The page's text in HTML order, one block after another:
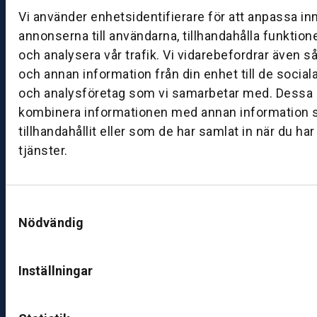
Vi använder enhetsidentifierare för att anpassa
annonserna till användarna, tillhandahålla
och analysera vår trafik. Vi vidarebefordrar även
och annan information från din enhet till de
och analysföretag som vi samarbetar med. Dessa
kombinera informationen med annan information
tillhandahållit eller som de har samlat in när du
tjänster.
Nödvändig
Inställningar
g:
0
0
–
1
7:
0
ut
k
v